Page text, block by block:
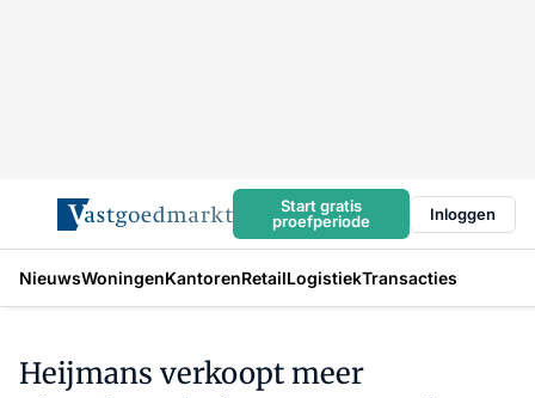
Start gratis
proefperiode
Inloggen
NieuwsWoningenKantorenRetailLogistiekTransacties
Heijmans verkoopt meer